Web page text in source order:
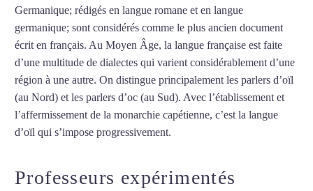
Germanique; rédigés en langue romane et en langue
germanique; sont considérés comme le plus ancien document
écrit en français. Au Moyen Âge, la langue française est faite
d’une multitude de dialectes qui varient considérablement d’une
région à une autre. On distingue principalement les parlers d’oïl
(au Nord) et les parlers d’oc (au Sud). Avec l’établissement et
l’affermissement de la monarchie capétienne, c’est la langue
d’oïl qui s’impose progressivement.
Professeurs expérimentés